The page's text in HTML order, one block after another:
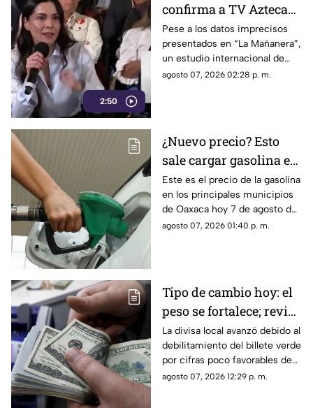
2:50
confirma a TV Azteca
como el medio líder en
credibilidad y alcance
Pese a los datos imprecisos
presentados en “La Mañanera”,
un estudio internacional de
Reuters confirma que TV
agosto 07, 2026 02:28 p. m.
¿Nuevo precio? Esto
sale cargar gasolina en
Oaxaca este viernes 7
de agosto
Este es el precio de la gasolina
en los principales municipios
de Oaxaca hoy 7 de agosto de
2026; ten en cuenta que el
agosto 07, 2026 01:40 p. m.
Tipo de cambio hoy: el
peso se fortalece; revisa
el precio del dólar
La divisa local avanzó debido al
debilitamiento del billete verde
por cifras poco favorables de
empleo en el país vecino.
agosto 07, 2026 12:29 p. m.